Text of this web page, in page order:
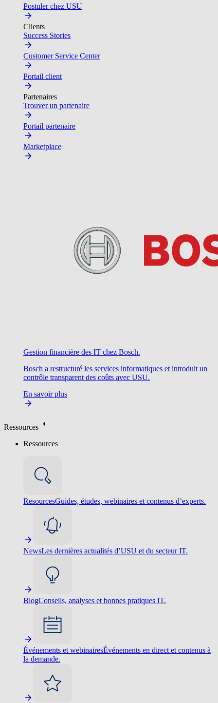
Postuler chez USU
Clients
Success Stories
Customer Service Center
Portail client
Partenaires
Trouver un partenaire
Portail partenaire
Marketplace
Gestion financière des IT chez Bosch.
Bosch a restructuré les services informatiques et introduit un
contrôle transparent des coûts avec USU.
En savoir plus
Ressources
Ressources
ResourcesGuides, études, webinaires et contenus d’experts.
NewsLes dernières actualités d’USU et du secteur IT.
BlogConseils, analyses et bonnes pratiques IT.
Événements et webinairesÉvénements en direct et contenus à
la demande.